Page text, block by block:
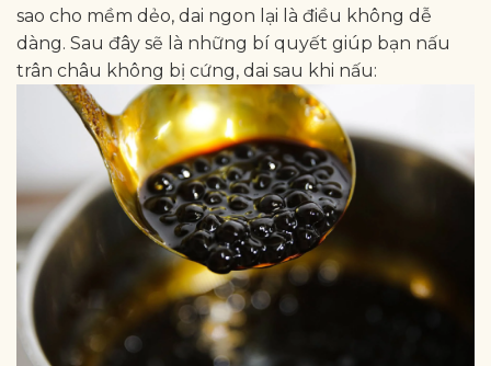
sao cho mềm dẻo, dai ngon lại là điều không dễ
dàng. Sau đây sẽ là những bí quyết giúp bạn nấu
trân châu không bị cứng, dai sau khi nấu: